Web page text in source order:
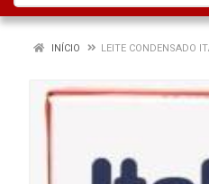
INÍCIO LEITE CONDENSADO